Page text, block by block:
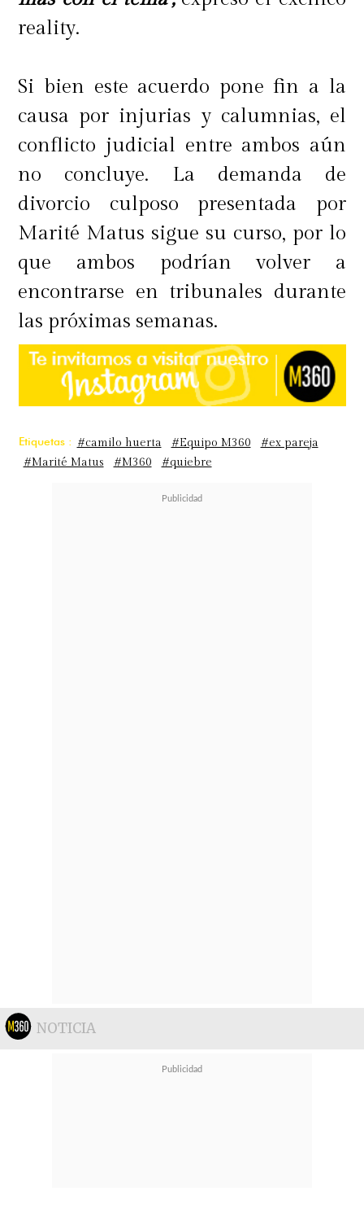
reality.
Si bien este acuerdo pone fin a la
causa por injurias y calumnias, el
conflicto judicial entre ambos aún
no concluye. La demanda de
divorcio culposo presentada por
Marité Matus sigue su curso, por lo
que ambos podrían volver a
encontrarse en tribunales durante
las próximas semanas.
Etiquetas : #camilo huerta #Equipo M360
#ex pareja
#Marité Matus
#M360 #quiebre
NOTICIA